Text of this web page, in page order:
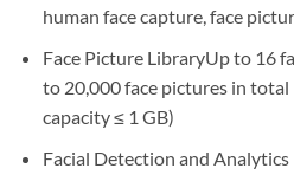
human face capture, face
Face Picture LibraryUp to 16
to 20,000 face pictures in
capacity ≤ 1 GB)
Facial Detection and